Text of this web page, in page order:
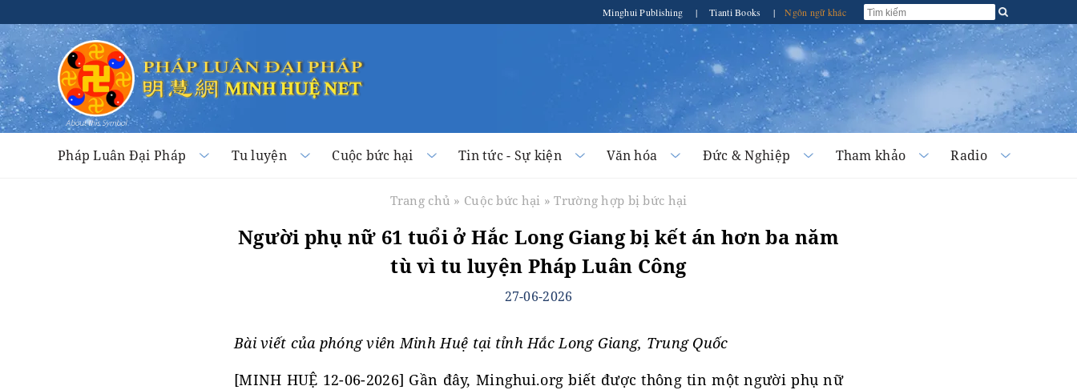
Minghui Publishing | Tianti Books | Ngôn ngữ khác
Pháp Luân Đại Pháp Tu luyện Cuộc bức hại Tin tức - Sự kiện Văn hóa Đức & Nghiệp Tham khảo Radio
Trang chủ » Cuộc bức hại »Trường hợp bị bức hại
Người phụ nữ 61 tuổi ở Hắc Long Giang bị kết án hơn ba năm
tù vì tu luyện Pháp Luân Công
27-06-2026
Bài viết của phóng viên Minh Huệ tại tỉnh Hắc Long Giang, Trung Quốc
[MINH HUỆ 12-06-2026] Gần đây, Minghui.org biết được thông tin một người phụ nữ